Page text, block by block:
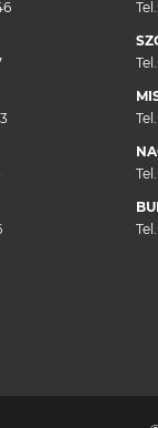
Tel.:
Tel.:
Tel.:
Tel.:
Tel.: